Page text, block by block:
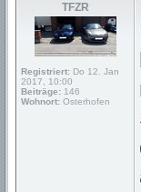
TFZR
Registriert: Do 12. Jan
2017, 10:00
Beiträge: 146
Wohnort: Osterhofen